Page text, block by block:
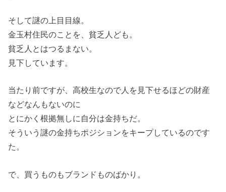
そして謎の上目目線。
金玉村住民のことを、貧乏人ども。
貧乏人とはつるまない。
見下しています。
当たり前ですが、高校生なので人を見下せるほどの財産
などなんもないのに
とにかく根拠無しに自分は金持ちだ。
そういう謎の金持ちポジションをキープしているのです
た。
で、買うものもブランドものばかり。